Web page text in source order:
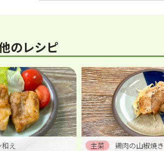
のレシピ
え 主菜 鶏肉の山椒焼き